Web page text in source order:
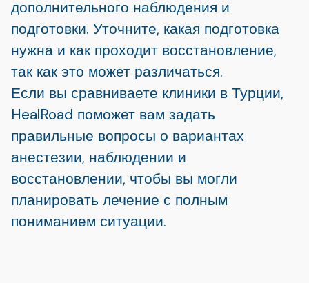
дополнительного наблюдения и
подготовки. Уточните, какая подготовка
нужна и как проходит восстановление,
так как это может различаться.
Если вы сравниваете клиники в Турции,
HealRoad поможет вам задать
правильные вопросы о вариантах
анестезии, наблюдении и
восстановлении, чтобы вы могли
планировать лечение с полным
пониманием ситуации.